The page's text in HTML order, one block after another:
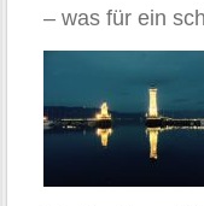
– was für ein